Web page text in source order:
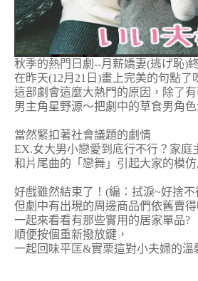
秋季的熱門日劇--月薪嬌妻(逃げ恥)
在昨天(12月21日)畫上完美的句點了
這部劇會這麼大熱門的原因，除了
男主角星野源～把劇中的草食男角
當然緊扣著社會議題的劇情
EX.女大男小戀愛到底行不行？家庭
和片尾曲的「戀舞」引起大家的模
好戲雖然結束了！(編：拭淚~好捨不
但劇中有出現的周邊商品們依舊賣得
一起來看看有那些實用的居家單品?
順便按個重新撥放鍵，
一起回味平匡&實栗這對小夫婦的溫